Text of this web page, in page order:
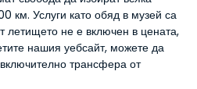
км. Услуги като обяд в музей са
летището не е включен в цената,
нашия уебсайт, можете да
трансфера от